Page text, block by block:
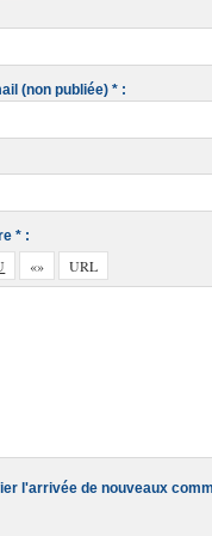
(non publiée) * :
* :
l'arrivée de nouveaux